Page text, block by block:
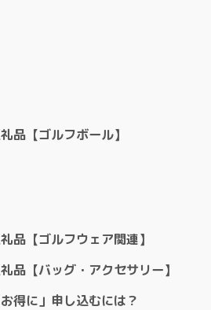
品【ゴルフボール】
品【ゴルフウェア関連】
品【バッグ・アクセサリー】
得に」申し込むには？